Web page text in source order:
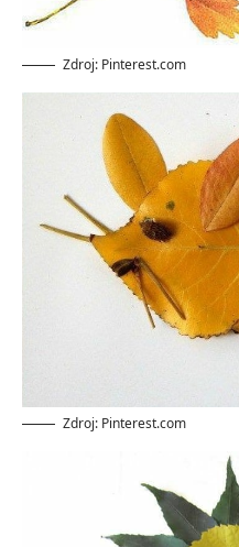
Zdroj: Pinterest.com
Zdroj: Pinterest.com